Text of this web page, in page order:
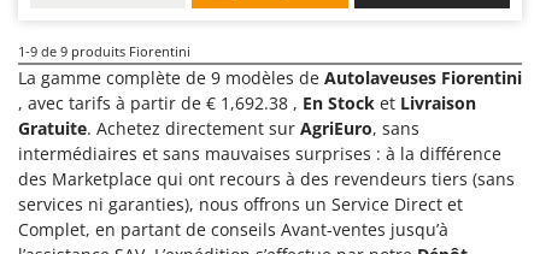
More than chef
MOSA
MOVA
Mowox
MTD
1-9 de 9 produits Fiorentini
La gamme complète de 9 modèles de Autolaveuses Fiorentini
, avec tarifs à partir de € 1,692.38 , En Stock et Livraison
Gratuite. Achetez directement sur AgriEuro, sans
intermédiaires et sans mauvaises surprises : à la différence
des Marketplace qui ont recours à des revendeurs tiers (sans
services ni garanties), nous offrons un Service Direct et
Complet, en partant de conseils Avant-ventes jusqu’à